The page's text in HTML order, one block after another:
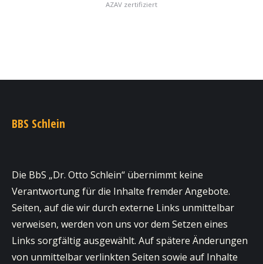
AZAV zertifiziert
BBS Schlein
Die BbS „Dr. Otto Schlein“ übernimmt keine
Verantwortung für die Inhalte fremder Angebote.
Seiten, auf die wir durch externe Links unmittelbar
verweisen, werden von uns vor dem Setzen eines
Links sorgfältig ausgewählt. Auf spätere Änderungen
von unmittelbar verlinkten Seiten sowie auf Inhalte